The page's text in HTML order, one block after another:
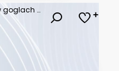
piękna dziewczyna uśmiecha się w goglach na głowie